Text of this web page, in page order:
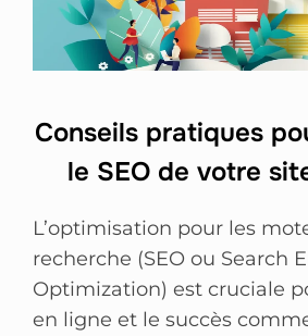
Conseils pratiques
le SEO de votre
L’optimisation pour les
recherche (SEO ou Search
Optimization) est cruciale
en ligne et le succès